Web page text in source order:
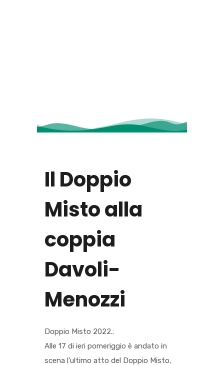
Il Doppio
Misto alla
coppia
Davoli-
Menozzi
Doppio Misto 2022..
Alle 17 di ieri pomeriggio è andato in
scena l’ultimo atto del Doppio Misto,